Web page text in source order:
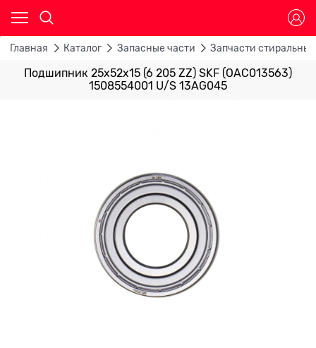
Главная Каталог Запасные части Запчасти
Подшипник 25х52х15 (6 205 ZZ) SKF (OAC013563)
1508554001 U/S 13AG045